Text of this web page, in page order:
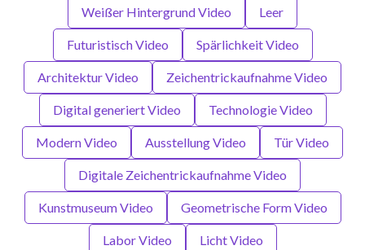
Weißer Hintergrund Video Leer
Futuristisch Video Spärlichkeit Video
Architektur Video Zeichentrickaufnahme Video
Digital generiert Video Technologie Video
Modern Video Ausstellung Video Tür Video
Digitale Zeichentrickaufnahme Video
Kunstmuseum Video Geometrische Form Video
Labor Video Licht Video